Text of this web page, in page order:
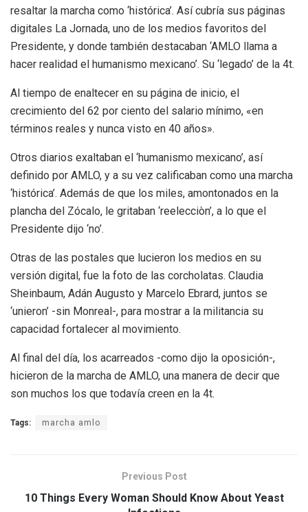
resaltar la marcha como ‘histórica’. Así cubría sus páginas
digitales La Jornada, uno de los medios favoritos del
Presidente, y donde también destacaban ‘AMLO llama a
hacer realidad el humanismo mexicano’. Su ‘legado’ de la 4t.
Al tiempo de enaltecer en su página de inicio, el
crecimiento del 62 por ciento del salario mínimo, «en
términos reales y nunca visto en 40 años».
Otros diarios exaltaban el ‘humanismo mexicano’, así
definido por AMLO, y a su vez calificaban como una marcha
‘histórica’. Además de que los miles, amontonados en la
plancha del Zócalo, le gritaban ‘reelecciòn’, a lo que el
Presidente dijo ‘no’.
Otras de las postales que lucieron los medios en su
versión digital, fue la foto de las corcholatas. Claudia
Sheinbaum, Adán Augusto y Marcelo Ebrard, juntos se
‘unieron’ -sin Monreal-, para mostrar a la militancia su
capacidad fortalecer al movimiento.
Al final del día, los acarreados -como dijo la oposición-,
hicieron de la marcha de AMLO, una manera de decir que
son muchos los que todavía creen en la 4t.
Tags: marcha amlo
Previous Post
10 Things Every Woman Should Know About Yeast